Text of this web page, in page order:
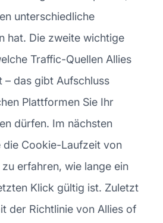
unterschiedliche
hat. Die zweite wichtige
Traffic-Quellen Allies
– das gibt Aufschluss
Plattformen Sie Ihr
dürfen. Im nächsten
die Cookie-Laufzeit von
erfahren, wie lange ein
Klick gültig ist. Zuletzt
der Richtlinie von Allies of